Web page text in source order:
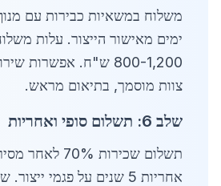
ימים מאישור הייצור. עלות
800-1,200 ש"ח. אפשרות
צוות מוסמך, בתיאום מראש.
שלב 6: תשלום סופי ואחריות
תשלום שכירות
אחריות 5 שנים על פגמי ייצור. שירות